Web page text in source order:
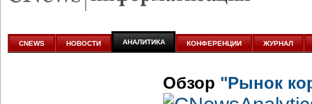
аналитике
CNEWS НОВОСТИ АНАЛИТИКА КОНФЕРЕНЦИИ ЖУРНАЛ
Обзор "Рынок